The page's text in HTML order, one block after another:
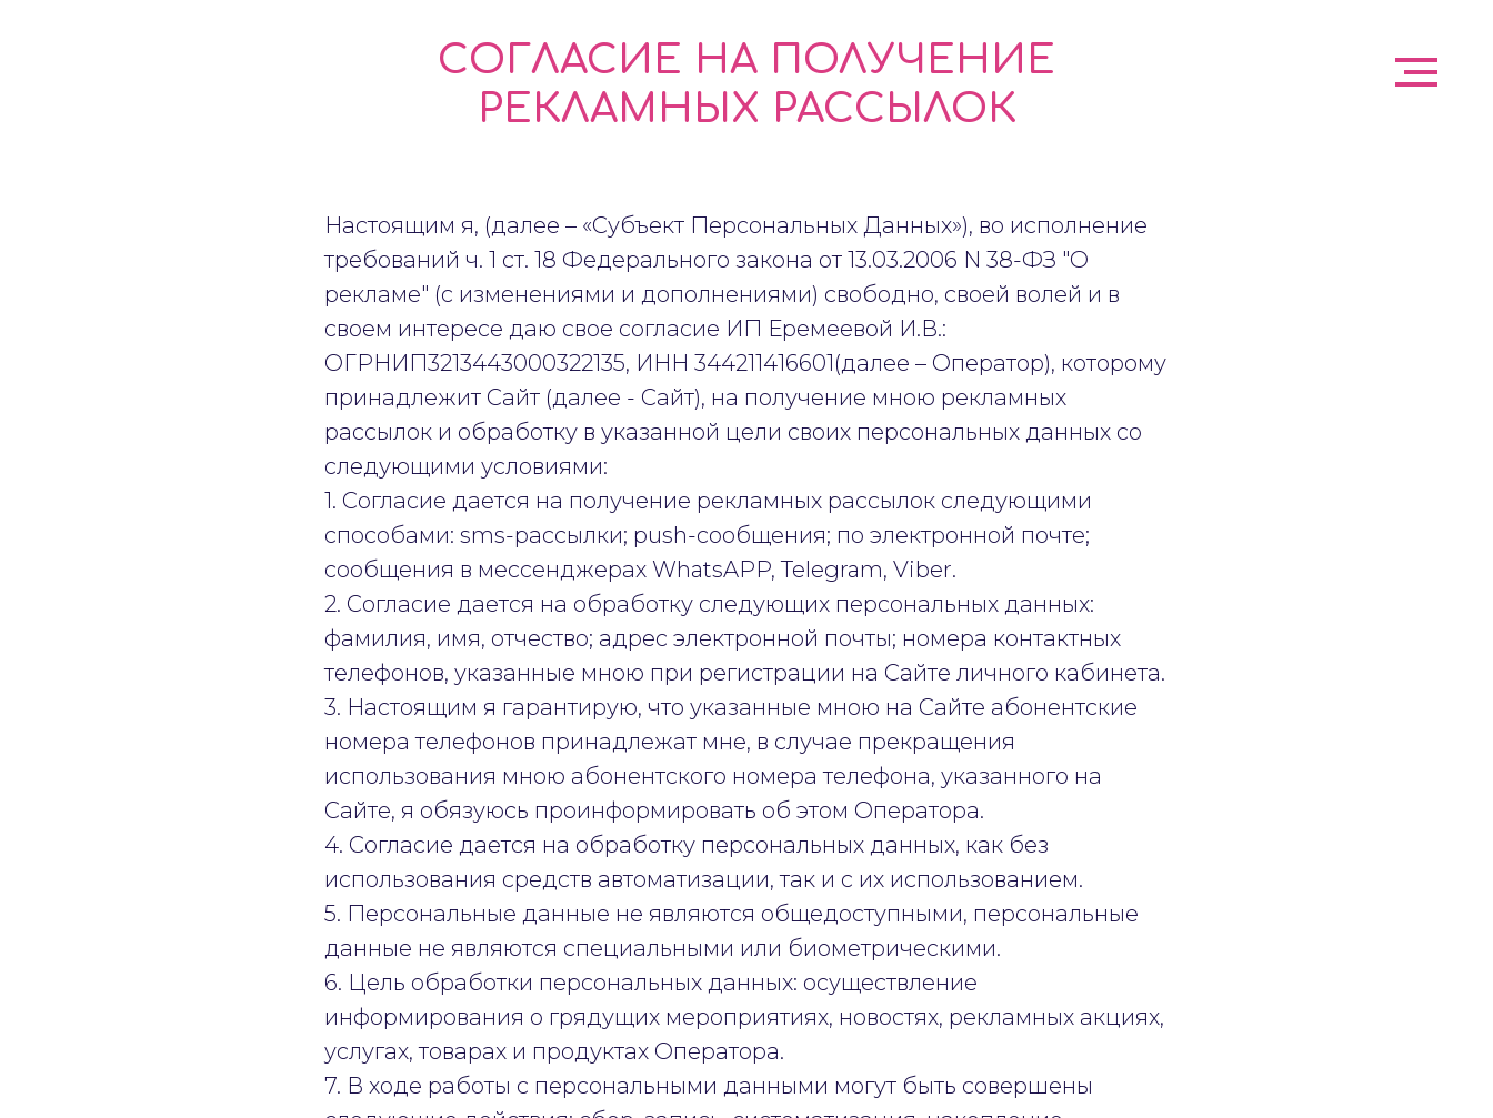
СОГЛАСИЕ НА ПОЛУЧЕНИЕ
РЕКЛАМНЫХ РАССЫЛОК
Настоящим я, (далее – «Субъект Персональных Данных»), во исполнение
требований ч. 1 ст. 18 Федерального закона от 13.03.2006 N 38-ФЗ "О
рекламе" (с изменениями и дополнениями) свободно, своей волей и в
своем интересе даю свое согласие ИП Еремеевой И.В.:
ОГРНИП3213443000322135, ИНН 344211416601(далее – Оператор), которому
принадлежит Сайт (далее - Сайт), на получение мною рекламных
рассылок и обработку в указанной цели своих персональных данных со
следующими условиями:
1. Согласие дается на получение рекламных рассылок следующими
способами: sms-рассылки; push-сообщения; по электронной почте;
сообщения в мессенджерах WhatsAPP, Telegram, Viber.
2. Согласие дается на обработку следующих персональных данных:
фамилия, имя, отчество; адрес электронной почты; номера контактных
телефонов, указанные мною при регистрации на Сайте личного кабинета.
3. Настоящим я гарантирую, что указанные мною на Сайте абонентские
номера телефонов принадлежат мне, в случае прекращения
использования мною абонентского номера телефона, указанного на
Сайте, я обязуюсь проинформировать об этом Оператора.
4. Согласие дается на обработку персональных данных, как без
использования средств автоматизации, так и с их использованием.
5. Персональные данные не являются общедоступными, персональные
данные не являются специальными или биометрическими.
6. Цель обработки персональных данных: осуществление
информирования о грядущих мероприятиях, новостях, рекламных акциях,
услугах, товарах и продуктах Оператора.
7. В ходе работы с персональными данными могут быть совершены